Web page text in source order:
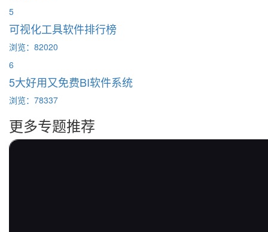
5
可视化工具软件排行榜
浏览：82020
6
5大好用又免费BI软件系统
浏览：78337
更多专题推荐